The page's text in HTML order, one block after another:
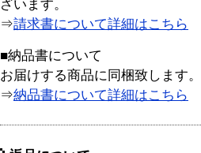
ざいます。
⇒請求書について詳細はこちら
■納品書について
お届けする商品に同梱致します。
⇒納品書について詳細はこちら